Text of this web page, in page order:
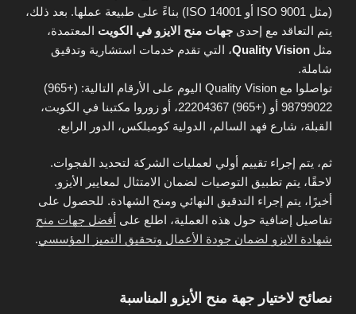
(مثل ISO 9001 أو ISO 14001) بناءً على طبيعة عملها. بعد ذلك،
يتم التعاقد مع إحدى جهات منح الايزو في الكويت المعتمدة،
مثل Quality Vision، التي تقدم خدمات استشارية وتدقيق
شاملة.
تواصلوا مع Quality Vision اليوم على الأرقام التالية: (+965)
98799022 أو (+965) 22204367، أو زوروا مكتبنا في الكويت،
القبلة، شارع فهد السالم، الدولية كومبلكس، الدور الرابع.
ثم، يتم إجراء تقييم أولي لعمليات الشركة لتحديد الفجوات.
لاحقًا، يتم تطبيق التوصيات لضمان الامتثال لمعايير الأيزو.
أخيرًا، يتم إجراء التدقيق النهائي ومنح الشهادة. للحصول على
تفاصيل إضافية حول هذه العملية، اطلع على أفضل جهات منح
شهادة الايزو لضمان جودة الأعمال وتحقيق التميز المؤسسي.
نصائح لاختيار جهة منح الأيزو المناسبة